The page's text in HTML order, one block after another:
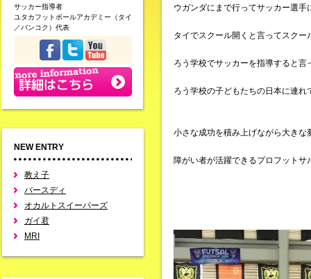
サッカー指導者
ユタカフットボールアカデミー（タイ
／バンコク）代表
NEW ENTRY
教え子
バースディ
オカルトスイーパーズ
ガイ君
MRI
ウガンダにまで行ってサッカー選手
タイでスクール開くと言ってスク
ろう学校でサッカーを指導すると言
ろう学校の子どもたちの日本に連
小さな成功を積み上げながら大きな
障がい者が活躍できるプロフット